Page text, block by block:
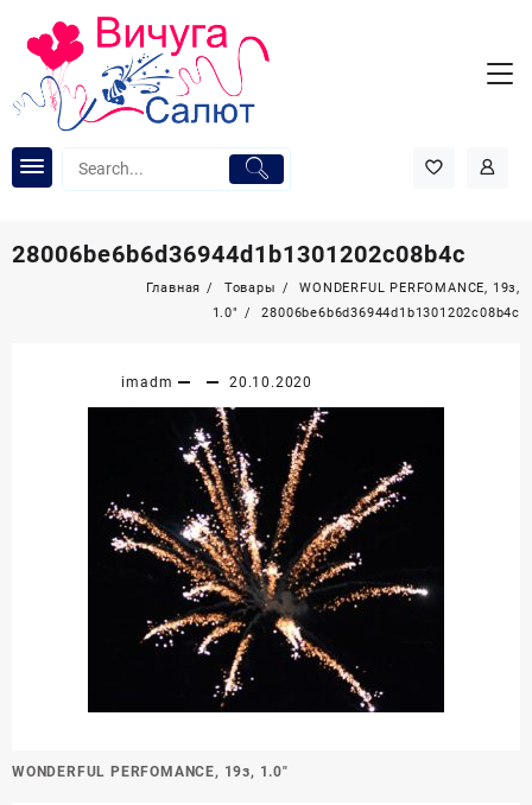
содержимому
28006be6b6d36944d1b1301202c08b4c
Главная Товары
WONDERFUL PERFOMANCE, 19з,
1.0″
28006be6b6d36944d1b1301202c08b4c
imadm 20.10.2020
Навигация
WONDERFUL PERFOMANCE, 19з, 1.0″